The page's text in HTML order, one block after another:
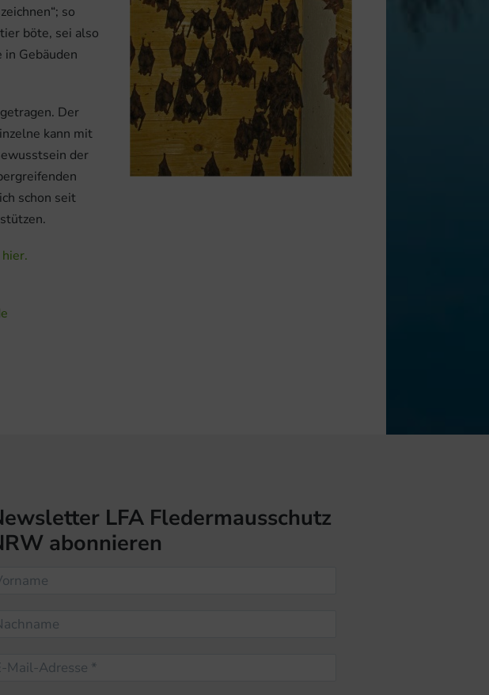
so
böte, sei also
Gebäuden
Der
kann mit
der
schon seit
LFA Fledermausschutz
abonnieren